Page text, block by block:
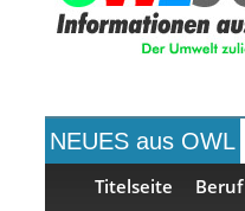
NEUES aus OWL
Titelseite